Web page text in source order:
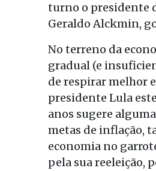
turno o presidente
Geraldo Alckmin,
No terreno da
gradual (e
de respirar melhor
presidente Lula
anos sugere
metas de inflação,
economia no
pela sua reeleição,